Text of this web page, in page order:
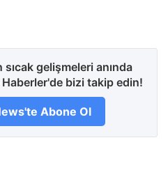
gelişmeleri anında
bizi takip edin!
Abone Ol